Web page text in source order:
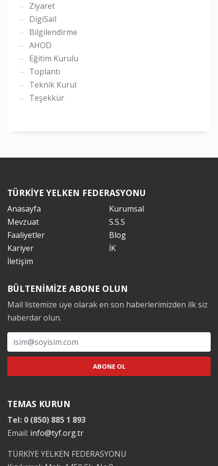
Ziyaret
DigiSail
Bilgilendirme
AHOD
Eğitim Kurulu
Toplantı
Teknik Kurul
Teşekkür
TÜRKİYE YELKEN FEDERASYONU
Anasayfa
Kurumsal
Mevzuat
S.S.S
Faaliyetler
Blog
Kariyer
İK
İletişim
BÜLTENİMİZE ABONE OLUN
Mail listemize üye olarak en son haberlerimizden ilk siz
haberdar olun.
TEMAS KURUN
Tel: 0 (850) 885 1 893
Email: info@tyf.org.tr
TÜRKİYE YELKEN FEDERASYONU